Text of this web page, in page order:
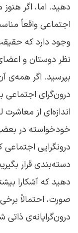
دهید. اما، اگر
اجتماعی واقعاً
وجود دارد که
نظر دوستان و
بپرسید. اگر همه‌ی
درون‌گرای اجتماعی
اندازه‌ای از
خودخواسته در
درونگرایی اجتماعی
دسته‌بندی قرار
دهید که آشکارا
صورت، احتمالاً
درون‌گرایانه‌ی